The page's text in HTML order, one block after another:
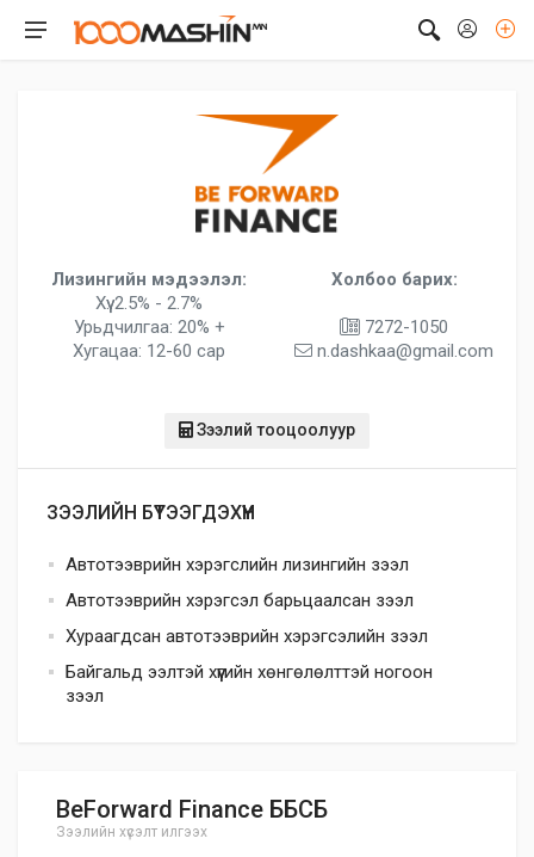
Лизингийн мэдээлэл:
Хүү: 2.5% - 2.7%
Урьдчилгаа: 20% +
Хугацаа: 12-60 сар
Холбоо барих:
7272-1050
n.dashkaa@gmail.com
Зээлий тооцоолуур
ЗЭЭЛИЙН БҮТЭЭГДЭХҮҮН
Автотээврийн хэрэгслийн лизингийн зээл
Автотээврийн хэрэгсэл барьцаалсан зээл
Хураагдсан автотээврийн хэрэгсэлийн зээл
Байгальд ээлтэй хүүгийн хөнгөлөлттэй ногоон
зээл
BeForward Finance ББСБ
Зээлийн хүсэлт илгээх